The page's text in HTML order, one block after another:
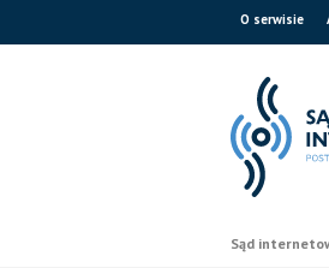
O serwisie
Sąd